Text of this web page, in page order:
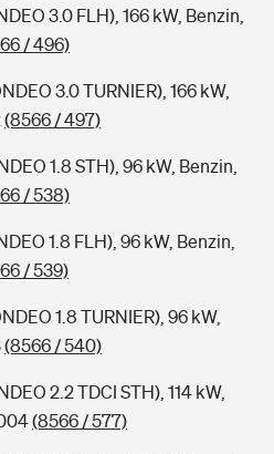
3.0 FLH), 166 kW, Benzin,
/ 496)
3.0 TURNIER), 166 kW,
(8566 / 497)
1.8 STH), 96 kW, Benzin,
/ 538)
1.8 FLH), 96 kW, Benzin,
/ 539)
1.8 TURNIER), 96 kW,
(8566 / 540)
2.2 TDCI STH), 114 kW,
(8566 / 577)